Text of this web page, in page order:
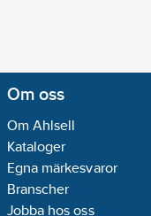
Om oss
Om Ahlsell
Kataloger
Egna märkesvaror
Branscher
Jobba hos oss